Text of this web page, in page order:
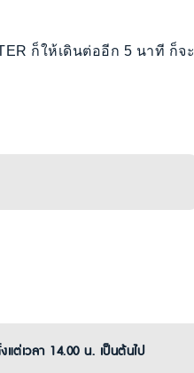
ก็ให้เดินต่ออีก 5 นาที ก็จะ
ต่เวลา 14.00 น. เป็นต้นไป